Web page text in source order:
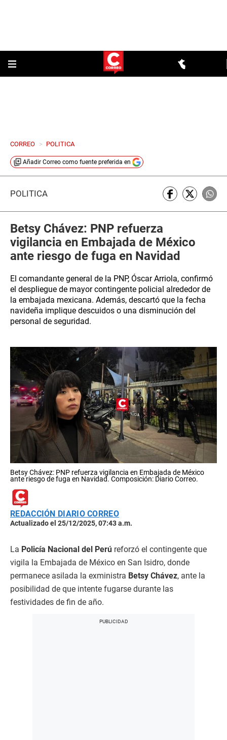
CORREO > POLITICA
Añadir Correo como fuente preferida en
POLÍTICA
Betsy Chávez: PNP refuerza
vigilancia en Embajada de México
ante riesgo de fuga en Navidad
El comandante general de la PNP, Óscar Arriola, confirmó
el despliegue de mayor contingente policial alrededor de
la embajada mexicana. Además, descartó que la fecha
navideña implique descuidos o una disminución del
personal de seguridad.
Betsy Chávez: PNP refuerza vigilancia en Embajada de México
ante riesgo de fuga en Navidad. Composición: Diario Correo.
REDACCIÓN DIARIO CORREO
Actualizado el 25/12/2025, 07:43 a.m.
La Policía Nacional del Perú reforzó el contingente que
vigila la Embajada de México en San Isidro, donde
permanece asilada la exministra Betsy Chávez, ante la
posibilidad de que intente fugarse durante las
festividades de fin de año.​